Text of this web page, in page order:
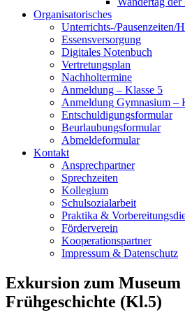
Organisatorisches
Unterrichts-/Pausenzeiten/
Essensversorgung
Digitales Notenbuch
Vertretungsplan
Nachholtermine
Anmeldung – Klasse 5
Anmeldung Gymnasium –
Entschuldigungsformular
Beurlaubungsformular
Abmeldeformular
Kontakt
Ansprechpartner
Sprechzeiten
Kollegium
Schulsozialarbeit
Praktika &
Förderverein
Kooperationspartner
Impressum & Datenschutz
Exkursion zum
Frühgeschichte (Kl.5)